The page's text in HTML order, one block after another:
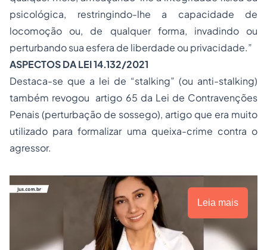
psicológica, restringindo-lhe a capacidade de
locomoção ou, de qualquer forma, invadindo ou
perturbando sua esfera de liberdade ou privacidade.”
ASPECTOS DA LEI 14.132/2021
Destaca-se que a lei de “stalking” (ou anti-stalking)
também revogou artigo 65 da Lei de Contravenções
Penais (perturbação de sossego), artigo que era muito
utilizado para formalizar uma queixa-crime contra o
agressor.
Leia mais